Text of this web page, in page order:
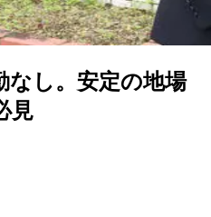
なし。安定の地場
見